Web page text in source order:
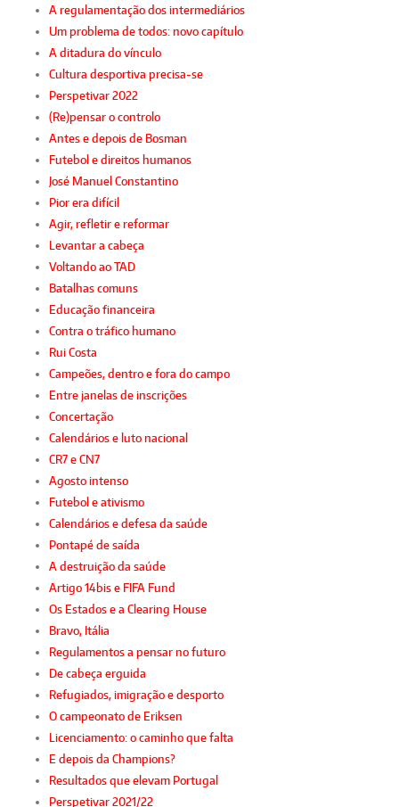
A regulamentação dos intermediários
Um problema de todos: novo capítulo
A ditadura do vínculo
Cultura desportiva precisa-se
Perspetivar 2022
(Re)pensar o controlo
Antes e depois de Bosman
Futebol e direitos humanos
José Manuel Constantino
Pior era difícil
Agir, refletir e reformar
Levantar a cabeça
Voltando ao TAD
Batalhas comuns
Educação financeira
Contra o tráfico humano
Rui Costa
Campeões, dentro e fora do campo
Entre janelas de inscrições
Concertação
Calendários e luto nacional
CR7 e CN7
Agosto intenso
Futebol e ativismo
Calendários e defesa da saúde
Pontapé de saída
A destruição da saúde
Artigo 14bis e FIFA Fund
Os Estados e a Clearing House
Bravo, Itália
Regulamentos a pensar no futuro
De cabeça erguida
Refugiados, imigração e desporto
O campeonato de Eriksen
Licenciamento: o caminho que falta
E depois da Champions?
Resultados que elevam Portugal
Perspetivar 2021/22